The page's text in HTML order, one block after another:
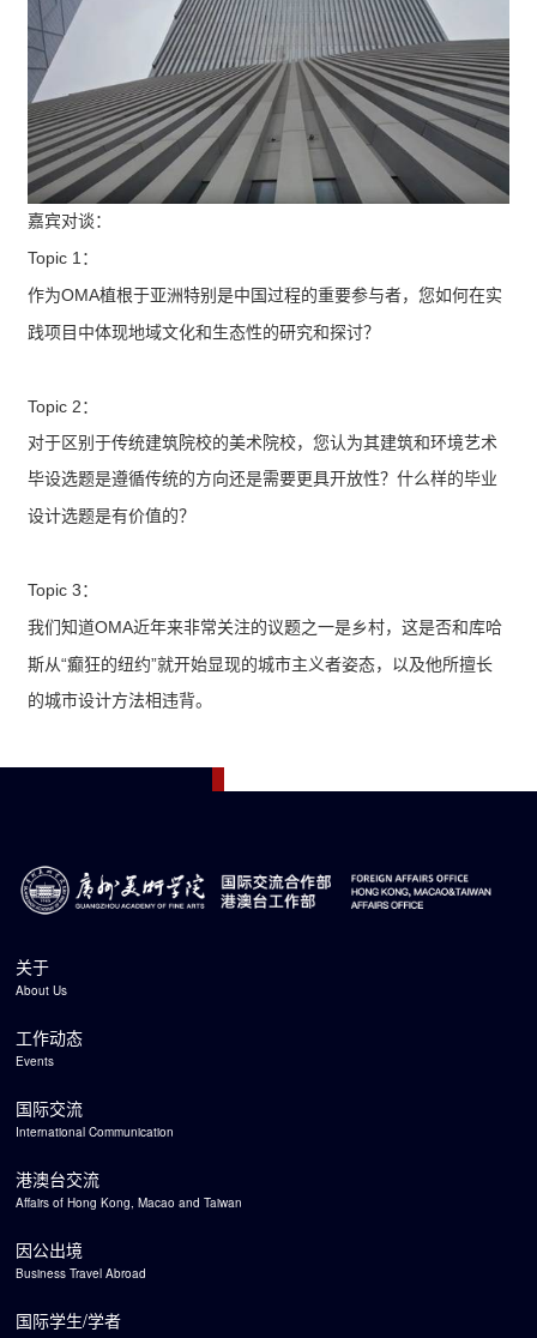
嘉宾对谈：
Topic 1 ：
作为OMA植根于亚洲特别是中国过程的重要参与者，您如何在实
践项目中体现地域文化和生态性的研究和探讨？
Topic 2 ：
对于区别于传统建筑院校的美术院校，您认为其建筑和环境艺术
毕设选题是遵循传统的方向还是需要更具开放性？什么样的毕业
设计选题是有价值的？
Topic 3 ：
我们知道OMA近年来非常关注的议题之一是乡村，这是否和库哈
斯从“癫狂的纽约”就开始显现的城市主义者姿态，以及他所擅长
的城市设计方法相违背。
关于
About Us
工作动态
Events
国际交流
International Communication
港澳台交流
Affairs of Hong Kong, Macao and Taiwan
因公出境
Business Travel Abroad
国际学生/学者